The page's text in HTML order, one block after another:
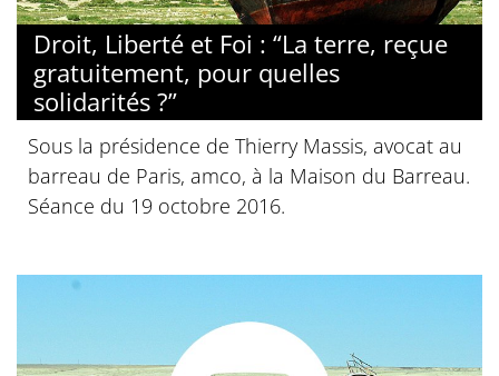
Droit, Liberté et Foi : “La terre, reçue
gratuitement, pour quelles
solidarités ?”
Sous la présidence de Thierry Massis, avocat au
barreau de Paris, amco, à la Maison du Barreau.
Séance du 19 octobre 2016.